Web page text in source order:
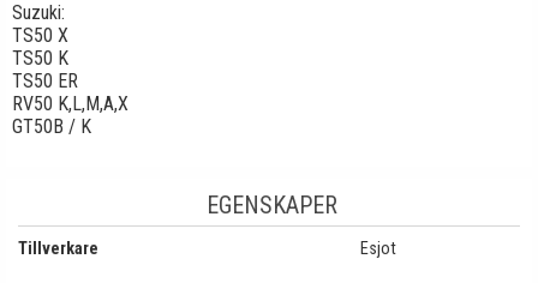
Suzuki:
TS50 X
TS50 K
TS50 ER
RV50 K,L,M,A,X
GT50B / K
EGENSKAPER
Tillverkare Esjot